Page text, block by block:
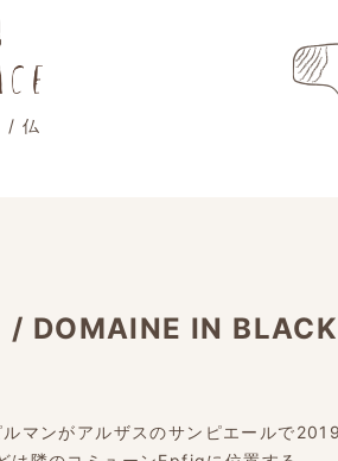
/ 仏
/ DOMAINE IN BLACK
マンがアルザスのサンピエールで